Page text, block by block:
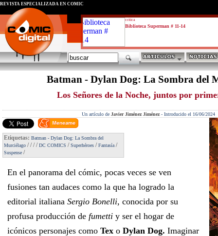
critica
Biblioteca Superman # 11-14
REVISTA ESPECIALIZADA EN CÓMIC
Batman - Dylan Dog: La Sombra del
Los Señores de la Noche, juntos por
Un artículo de Javier Jiménez Jiménez- Introducido el 16/06/2024
Etiquetas: Batman - Dylan Dog: La Sombra del
Murciélago ////DC COMICS /Superhéroes /Fantasía /
Suspense /
En el panorama del cómic, pocas veces se ven
fusiones tan audaces como la que ha logrado la
editorial italiana Sergio Bonelli, conocida por su
profusa producción de fumetti y ser el hogar de
icónicos personajes como Tex o Dylan Dog. Imaginar